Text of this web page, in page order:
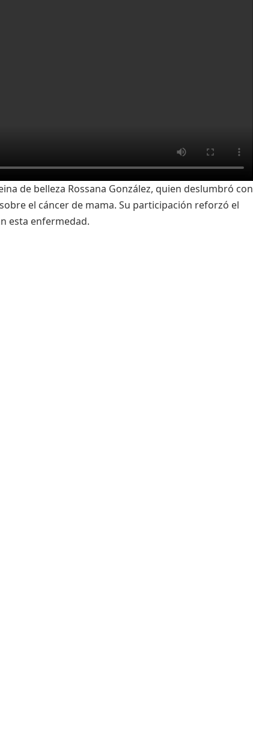
de belleza Rossana González, quien deslumbró con
el cáncer de mama. Su participación reforzó el
esta enfermedad.